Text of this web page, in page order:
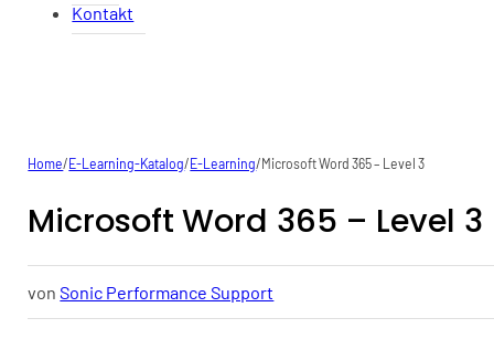
Kontakt
Home/ E-Learning-Katalog/ E-Learning/ Microsoft Word 365 – Level 3
Microsoft Word 365 – Level 3
vonSonic Performance Support